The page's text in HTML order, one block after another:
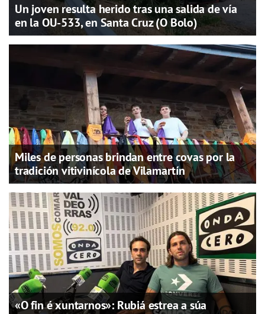
Un joven resulta herido tras una salida de vía
en la OU-533, en Santa Cruz (O Bolo)
Miles de personas brindan entre covas por la
tradición vitivinícola de Vilamartín
«O fin é xuntarnos»: Rubiá estrea a súa